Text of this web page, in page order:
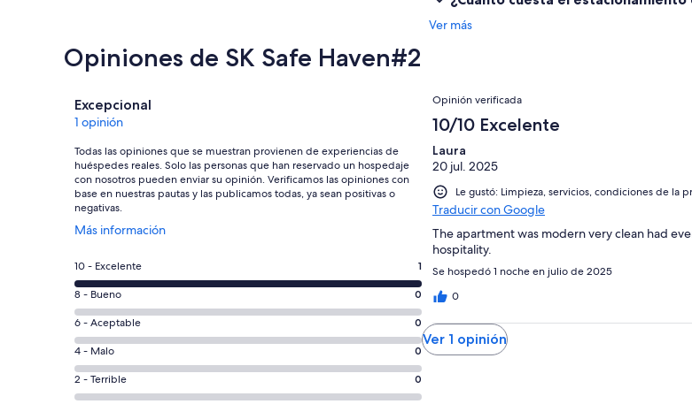
Ver más
Opiniones de SK Safe Haven#2
Opiniones
Excepcional
1 opinión
Todas las opiniones que se muestran provienen de experiencias de
huéspedes reales. Solo las personas que han reservado un hospedaje
con nosotros pueden enviar su opinión. Verificamos las opiniones con
base en nuestras pautas y las publicamos todas, ya sean positivas o
negativas.
Más información
Se
en
una
nueva
ventana
Puntuación
de
10,
es
decir,
Excelente.
Basada
en
10 - Excelente 1
Puntuación
de
8,
es
decir,
Bueno.
8 - Bueno 0
Puntuación
de
6,
es
decir,
6 - Aceptable 0
Puntuación
de
4,
4 - Malo 0
Puntuación
de
2 - Terrible 0
Opiniones
Opinión verificada
10/10 Excelente
Laura
20 jul. 2025
Le gustó: Limpieza, servicios, condiciones de la
Traducir con Google
The apartment was modern very clean had
hospitality.
Se hospedó 1 noche en julio de 2025
0
Ver 1 opinión